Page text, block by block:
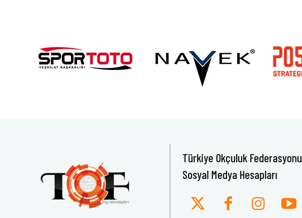
Türkiye Okçuluk Federasyonu
Sosyal Medya Hesapları